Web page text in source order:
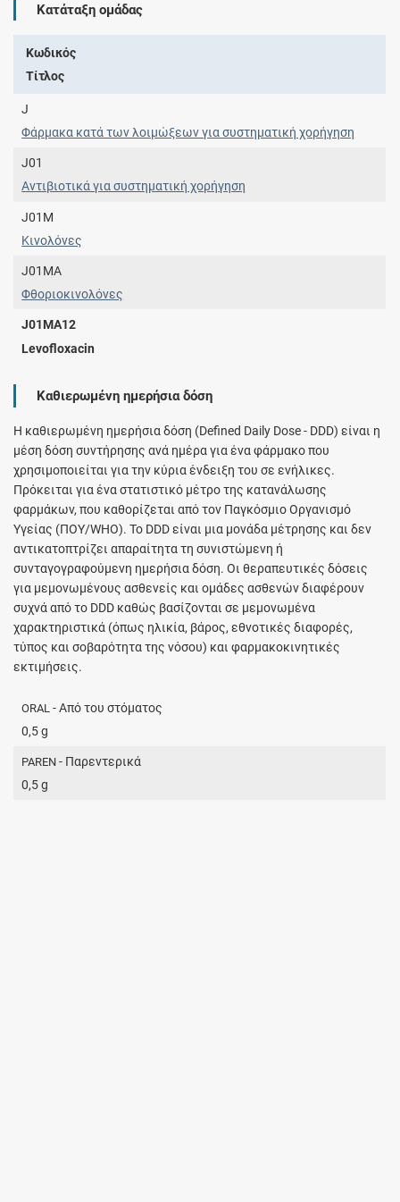
Κατάταξη ομάδας
Κωδικός
Τίτλος
J
Φάρμακα κατά των λοιμώξεων για συστηματική χορήγηση
J01
Αντιβιοτικά για συστηματική χορήγηση
J01M
Κινολόνες
J01MA
Φθοριοκινολόνες
J01MA12
Levofloxacin
Καθιερωμένη ημερήσια δόση
H καθιερωμένη ημερήσια δόση (Defined Daily Dose - DDD) είναι η
μέση δόση συντήρησης ανά ημέρα για ένα φάρμακο που
χρησιμοποιείται για την κύρια ένδειξη του σε ενήλικες.
Πρόκειται για ένα στατιστικό μέτρο της κατανάλωσης
φαρμάκων, που καθορίζεται από τον Παγκόσμιο Οργανισμό
Υγείας (ΠΟΥ/WHO). Το DDD είναι μια μονάδα μέτρησης και δεν
αντικατοπτρίζει απαραίτητα τη συνιστώμενη ή
συνταγογραφούμενη ημερήσια δόση. Οι θεραπευτικές δόσεις
για μεμονωμένους ασθενείς και ομάδες ασθενών διαφέρουν
συχνά από το DDD καθώς βασίζονται σε μεμονωμένα
χαρακτηριστικά (όπως ηλικία, βάρος, εθνοτικές διαφορές,
τύπος και σοβαρότητα της νόσου) και φαρμακοκινητικές
εκτιμήσεις.
ORAL - Από του στόματος
0,5 g
PAREN - Παρεντερικά
0,5 g